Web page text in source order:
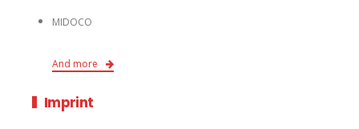
MIDOCO
And more
Imprint